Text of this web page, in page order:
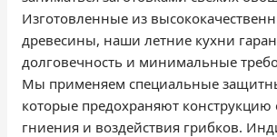
Изготовленные из
древесины, наши летние кухни
долговечность и минимальные
Мы применяем специальные
которые предохраняют конструкцию
гниения и воздействия грибков.